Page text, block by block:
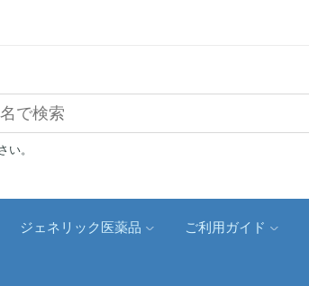
。
ジェネリック医薬品 ご利用ガイド